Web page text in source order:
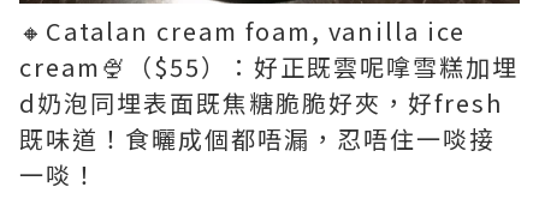
🔸Catalan cream foam, vanilla ice
cream🍨（$55）：好正既雲呢嗱雪糕加埋
d奶泡同埋表面既焦糖脆脆好夾，好fresh
既味道！食曬成個都唔漏，忍唔住一啖接
一啖！